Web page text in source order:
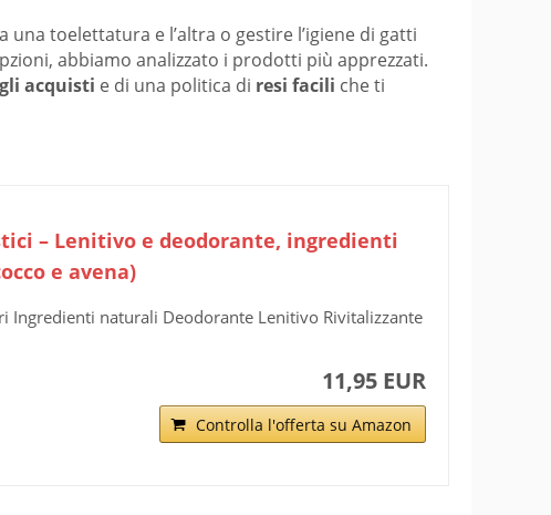
toelettatura e l’altra o gestire l’igiene di gatti
abbiamo analizzato i prodotti più apprezzati.
acquisti e di una politica di resi facili che ti
– Lenitivo e deodorante, ingredienti
e avena)
Ingredienti naturali Deodorante Lenitivo Rivitalizzante
11,95 EUR
Controlla l'offerta su Amazon